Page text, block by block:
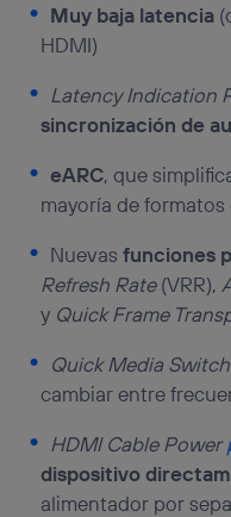
Muy baja latencia
HDMI)
Latency Indication
sincronización de
eARC, que
mayoría de formatos
Nuevasfunciones
Refresh Rate(VRR),
y Quick Frame
Quick Media
cambiar entre
HDMI Cable Power
dispositivo
alimentador por